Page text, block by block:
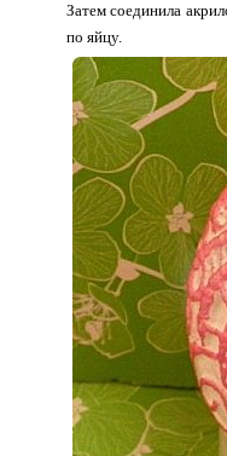
Затем соединила
по яйцу.